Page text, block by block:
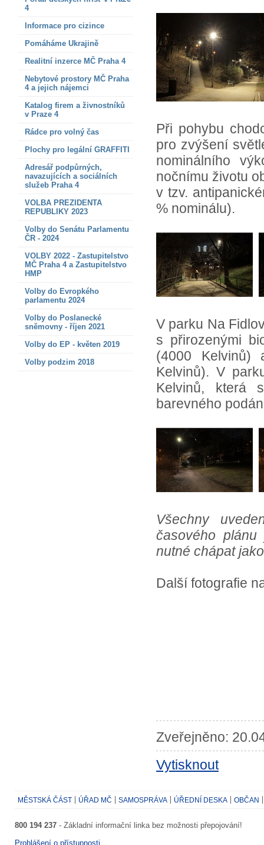
4
Informace pro cizince
Pomáháme Ukrajině
Realitní inzerce MČ Praha 4
Nebytové prostory MČ Praha
4 a jejich nájemci
Katalog firem a živnostníků
v Praze 4
Rádce pro volný čas
Plochy pro legální GRAFFITI
Adresář podpůrných,
navazujících a sociálních
služeb Praha 4
VOLBA PREZIDENTA
REPUBLIKY 2023
Volby do Senátu Parlamentu
ČR - 2024
VOLBY 2022 - Zastupitelstvo
MČ Praha 4 a Zastupitelstvo
HMP
Volby do Evropkého
parlamentu 2024
Volby do Poslanecké
sněmovny - říjen 2021
Volby do EP - květen 2019
Volby podzim 2018
Při pohybu
pro zvýšení
nominálního
nočnímu životu
v tzv.
% nominálu).
V parku Na
s přirozenými
(4000 Kelvinů)
Kelvinů). V
Kelvinů, která
barevného
Všechny
časového
nutné chápat
Další fotografie
Zveřejněno:
Vytisknout
MĚSTSKÁ ČÁST ÚŘAD MČ SAMOSPRÁVA ÚŘEDNÍ DESKA OBČAN
800 194 237 - Základní informační linka bez možnosti přepojování!
Prohlášení o přístupnosti